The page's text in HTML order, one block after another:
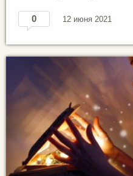
0 12 июня 2021